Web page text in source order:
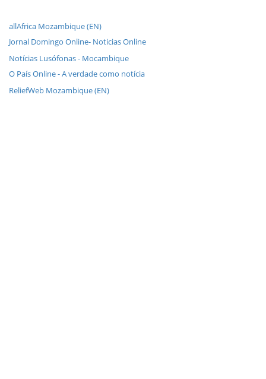
allAfrica Mozambique (EN)
Jornal Domingo Online- Noticias Online
Notícias Lusófonas - Mocambique
O País Online - A verdade como notícia
ReliefWeb Mozambique (EN)